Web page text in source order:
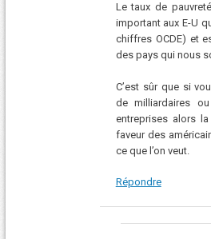
Le taux de
important aux E-U
chiffres OCDE) et
des pays qui nous
C’est sûr que si
de milliardaires
entreprises alors
faveur des
ce que l’on veut.
Répondre